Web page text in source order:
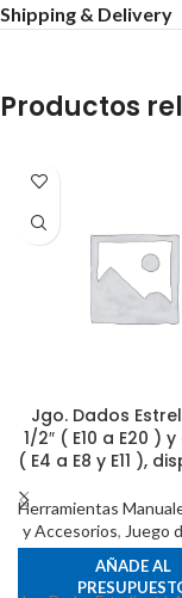
Shipping & Delivery
Productos
Jgo. Dados
1/2″ ( E10 a E20 )
( E4 a E8 y E11 ),
Herramientas
y Accesorios, Juego
AÑADE AL